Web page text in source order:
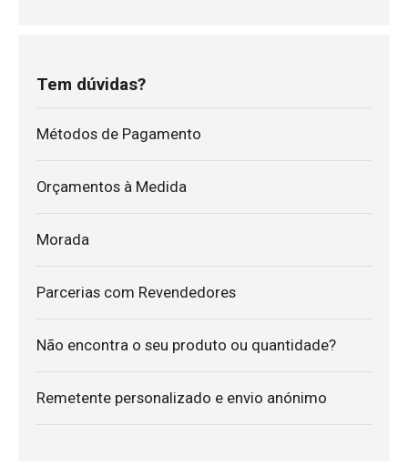
Tem dúvidas?
Métodos de Pagamento
Orçamentos à Medida
Morada
Parcerias com Revendedores
Não encontra o seu produto ou quantidade?
Remetente personalizado e envio anónimo